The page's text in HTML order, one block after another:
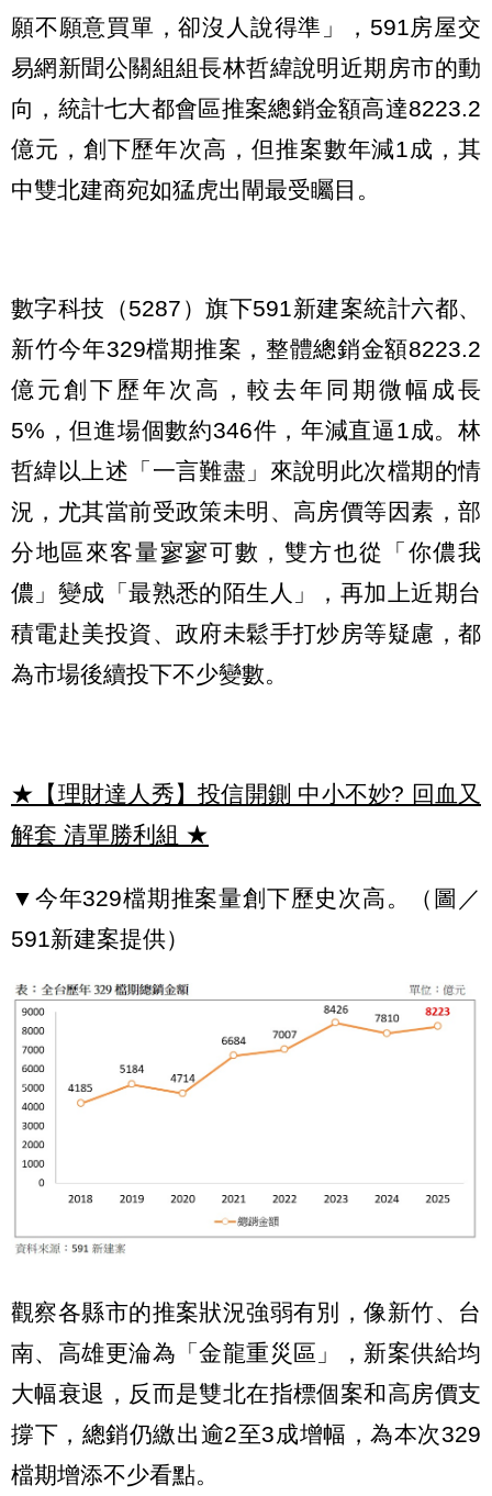
願不願意買單，卻沒人說得準」，591房屋交
易網新聞公關組組長林哲緯說明近期房市的動
向，統計七大都會區推案總銷金額高達8223.2
億元，創下歷年次高，但推案數年減1成，其
中雙北建商宛如猛虎出閘最受矚目。
數字科技（5287）旗下591新建案統計六都、
新竹今年329檔期推案，整體總銷金額8223.2
億元創下歷年次高，較去年同期微幅成長
5%，但進場個數約346件，年減直逼1成。林
哲緯以上述「一言難盡」來說明此次檔期的情
況，尤其當前受政策未明、高房價等因素，部
分地區來客量寥寥可數，雙方也從「你儂我
儂」變成「最熟悉的陌生人」，再加上近期台
積電赴美投資、政府未鬆手打炒房等疑慮，都
為市場後續投下不少變數。
★【理財達人秀】投信開鍘 中小不妙? 回血又
解套 清單勝利組 ★
▼今年329檔期推案量創下歷史次高。（圖／
591新建案提供）
觀察各縣市的推案狀況強弱有別，像新竹、台
南、高雄更淪為「金龍重災區」，新案供給均
大幅衰退，反而是雙北在指標個案和高房價支
撐下，總銷仍繳出逾2至3成增幅，為本次329
檔期增添不少看點。